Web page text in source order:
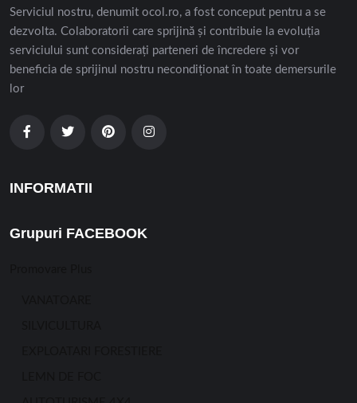
Serviciul nostru, denumit ocol.ro, a fost conceput pentru a se
dezvolta. Colaboratorii care sprijină și contribuie la evoluția
serviciului sunt considerați parteneri de încredere și vor
beneficia de sprijinul nostru necondiționat în toate demersurile
lor
INFORMATII
Grupuri FACEBOOK